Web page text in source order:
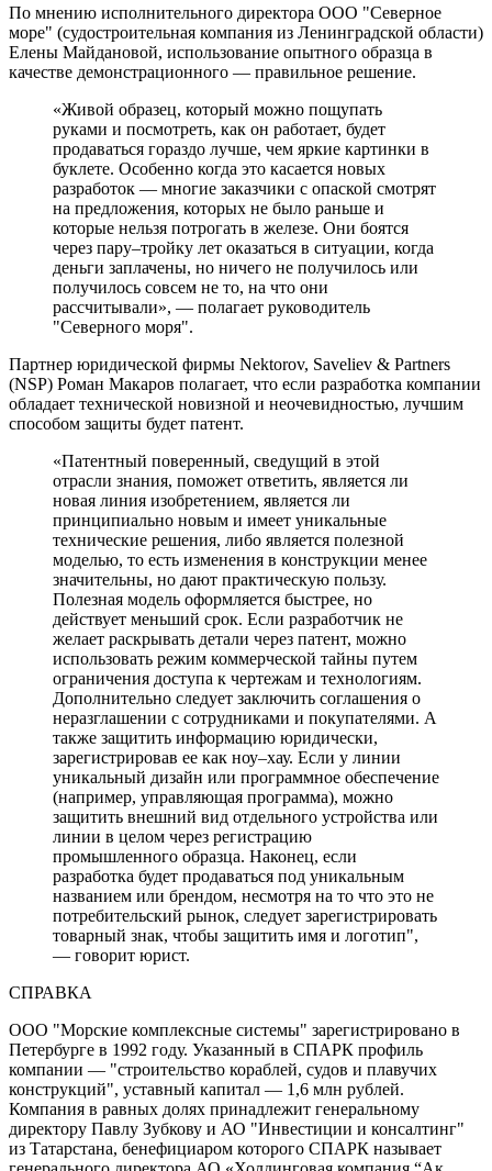
По мнению исполнительного директора ООО "Северное
море" (судостроительная компания из Ленинградской области)
Елены Майдановой, использование опытного образца в
качестве демонстрационного — правильное решение.
«Живой образец, который можно пощупать
руками и посмотреть, как он работает, будет
продаваться гораздо лучше, чем яркие картинки в
буклете. Особенно когда это касается новых
разработок — многие заказчики с опаской смотрят
на предложения, которых не было раньше и
которые нельзя потрогать в железе. Они боятся
через пару–тройку лет оказаться в ситуации, когда
деньги заплачены, но ничего не получилось или
получилось совсем не то, на что они
рассчитывали», — полагает руководитель
"Северного моря".
Партнер юридической фирмы Nektorov, Saveliev & Partners
(NSP) Роман Макаров полагает, что если разработка компании
обладает технической новизной и неочевидностью, лучшим
способом защиты будет патент.
«Патентный поверенный, сведущий в этой
отрасли знания, поможет ответить, является ли
новая линия изобретением, является ли
принципиально новым и имеет уникальные
технические решения, либо является полезной
моделью, то есть изменения в конструкции менее
значительны, но дают практическую пользу.
Полезная модель оформляется быстрее, но
действует меньший срок. Если разработчик не
желает раскрывать детали через патент, можно
использовать режим коммерческой тайны путем
ограничения доступа к чертежам и технологиям.
Дополнительно следует заключить соглашения о
неразглашении с сотрудниками и покупателями. А
также защитить информацию юридически,
зарегистрировав ее как ноу–хау. Если у линии
уникальный дизайн или программное обеспечение
(например, управляющая программа), можно
защитить внешний вид отдельного устройства или
линии в целом через регистрацию
промышленного образца. Наконец, если
разработка будет продаваться под уникальным
названием или брендом, несмотря на то что это не
потребительский рынок, следует зарегистрировать
товарный знак, чтобы защитить имя и логотип",
— говорит юрист.
СПРАВКА
ООО "Морские комплексные системы" зарегистрировано в
Петербурге в 1992 году. Указанный в СПАРК профиль
компании — "строительство кораблей, судов и плавучих
конструкций", уставный капитал — 1,6 млн рублей.
Компания в равных долях принадлежит генеральному
директору Павлу Зубкову и АО "Инвестиции и консалтинг"
из Татарстана, бенефициаром которого СПАРК называет